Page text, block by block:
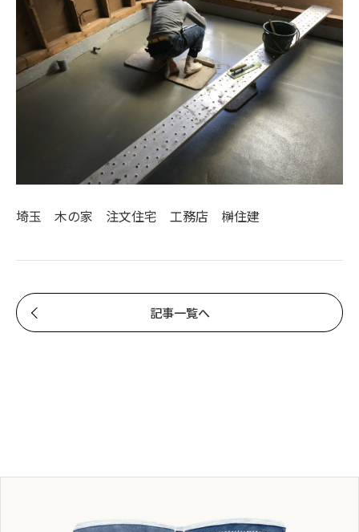
埼玉 木の家 注文住宅 工務店 榊住建
記事一覧へ